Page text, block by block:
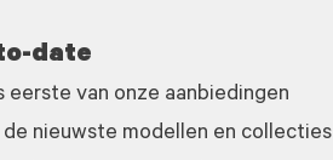
date
eerste van onze aanbiedingen
nieuwste modellen en collecties